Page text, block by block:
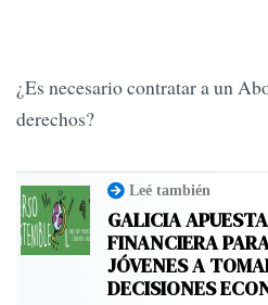
¿Es necesario contratar a un
derechos?
Leé también
GALICIA
FINANCIERA
JÓVENES A
DECISIONES